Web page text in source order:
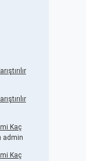
Kaç
admin
Kaç